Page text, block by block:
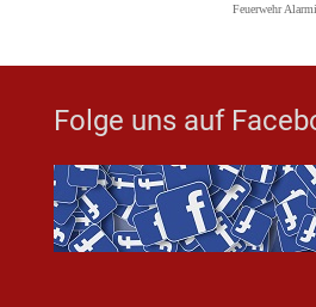
Feuerwehr
Folge uns auf